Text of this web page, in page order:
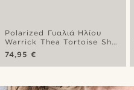
Polarized Γυαλιά Ηλίου
Warrick Thea Tortoise Shell
& Green
74,95 €